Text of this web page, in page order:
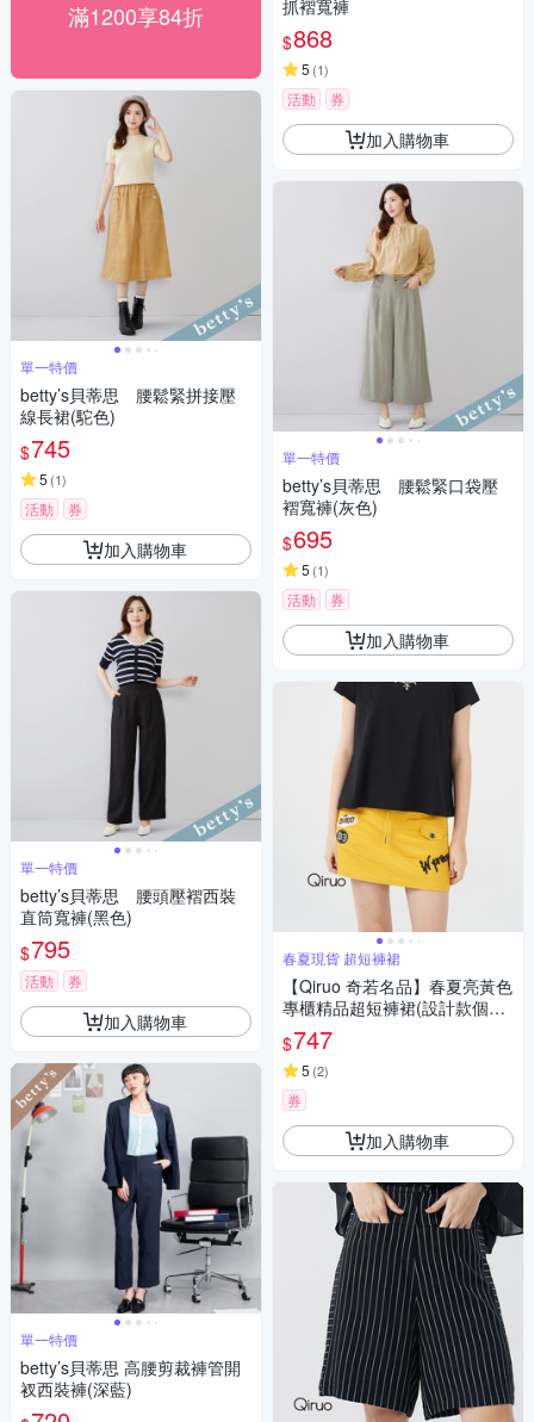
滿1200享84折
單一特價
betty’s貝蒂思 腰鬆緊拼接壓
線長裙(駝色)
$745
5 (1)
活動 券
加入購物車
單一特價
betty’s貝蒂思 腰頭壓褶西裝
直筒寬褲(黑色)
$795
活動 券
加入購物車
單一特價
betty’s貝蒂思 高腰剪裁褲管開
衩西裝褲(深藍)
抓褶寬褲
$868
5 (1)
活動 券
加入購物車
單一特價
betty’s貝蒂思 腰鬆緊口袋壓
褶寬褲(灰色)
$695
5 (1)
活動 券
加入購物車
春夏現貨 超短褲裙
【Qiruo 奇若名品】春夏亮黃色
專櫃精品超短褲裙(設計款個性
十足 休閒超短造型褲裙3005C)
$747
5 (2)
券
加入購物車